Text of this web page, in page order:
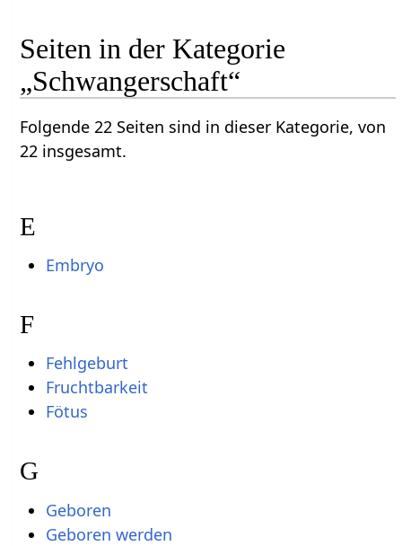
Seiten in der Kategorie
„Schwangerschaft“
Folgende 22 Seiten sind in dieser Kategorie, von
22 insgesamt.
E
Embryo
F
Fehlgeburt
Fruchtbarkeit
Fötus
G
Geboren
Geboren werden